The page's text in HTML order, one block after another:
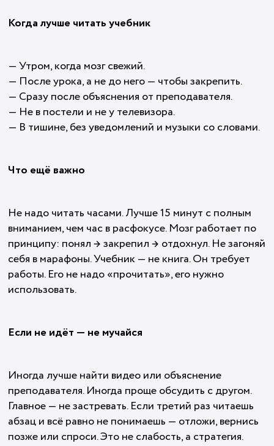
Когда лучше читать учебник
— Утром, когда мозг свежий.
— После урока, а не до него — чтобы закрепить.
— Сразу после объяснения от преподавателя.
— Не в постели и не у телевизора.
— В тишине, без уведомлений и музыки со словами.
Что ещё важно
Не надо читать часами. Лучше 15 минут с полным
вниманием, чем час в расфокусе. Мозг работает по
принципу: понял → закрепил → отдохнул. Не загоняй
себя в марафоны. Учебник — не книга. Он требует
работы. Его не надо «прочитать», его нужно
использовать.
Если не идёт — не мучайся
Иногда лучше найти видео или объяснение
преподавателя. Иногда проще обсудить с другом.
Главное — не застревать. Если третий раз читаешь
абзац и всё равно не понимаешь — отложи, вернись
позже или спроси. Это не слабость, а стратегия.